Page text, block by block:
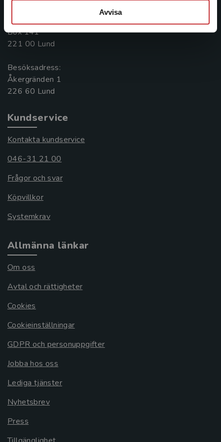
Avvisa
Postadress:
Box 141
221 00 Lund
Besöksadress:
Åkergränden 1
Kundservice
Kontakta kundservice
046-31 21 00
Frågor och svar
Köpvillkor
Systemkrav
Allmänna länkar
Om oss
Avtal och rättigheter
Cookies
Cookieinställningar
GDPR och personuppgifter
Jobba hos oss
Lediga tjänster
Nyhetsbrev
Press